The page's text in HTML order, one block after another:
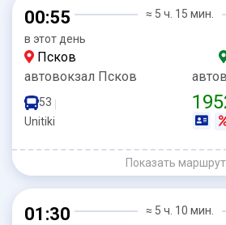
00:55
в этот день
≈ 5 ч. 15 мин.
Псков
автовокзал Псков
53 |
Unitiki
Показать маршрут
01:30 ≈ 5 ч. 10 мин.